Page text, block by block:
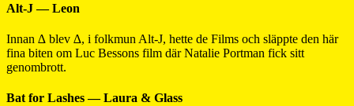
Alt-J — Leon
Innan ∆ blev ∆, i folkmun Alt-J, hette de Films och släppte den här
fina biten om Luc Bessons film där Natalie Portman fick sitt
genombrott.
Bat for Lashes — Laura & Glass